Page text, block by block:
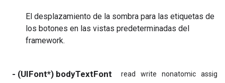
El desplazamiento de la sombra para las etiquetas de
los botones en las vistas predeterminadas del
framework.
- (UIFont*) bodyTextFont read write nonatomic assign